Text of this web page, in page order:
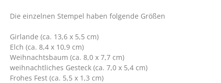
Die einzelnen Stempel haben folgende Größen
Girlande (ca. 13,6 x 5,5 cm)
Elch (ca. 8,4 x 10,9 cm)
Weihnachtsbaum (ca. 8,0 x 7,7 cm)
weihnachtliches Gesteck (ca. 7,0 x 5,4 cm)
Frohes Fest (ca. 5,5 x 1,3 cm)